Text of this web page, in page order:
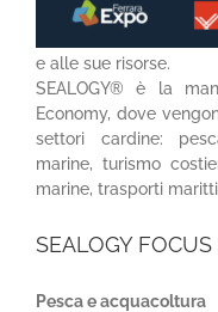
e alle sue risorse.
SEALOGY® è la
Economy, dove
settori cardine:
marine, turismo
marine, trasporti
SEALOGY FOCUS
Pesca e acquacoltura